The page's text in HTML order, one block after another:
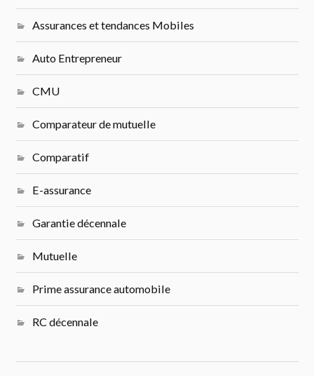
Assurances et tendances Mobiles
Auto Entrepreneur
CMU
Comparateur de mutuelle
Comparatif
E-assurance
Garantie décennale
Mutuelle
Prime assurance automobile
RC décennale